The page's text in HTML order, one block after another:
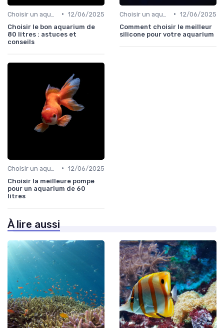
• 12/06/2025
Choisir le bon aquarium de
80 litres : astuces et
conseils
• 12/06/2025
Comment choisir le meilleur
silicone pour votre aquarium
• 12/06/2025
Choisir la meilleure pompe
pour un aquarium de 60
litres
À lire aussi